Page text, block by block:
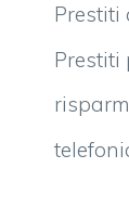
Prestiti
Prestiti